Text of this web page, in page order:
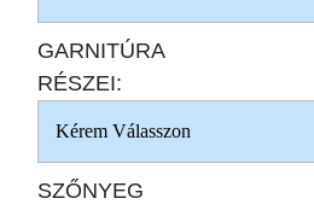
GARNITÚRA
RÉSZEI:
SZŐNYEG